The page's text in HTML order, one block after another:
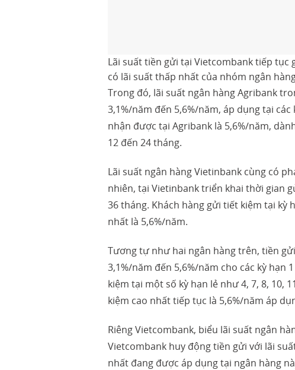
Lãi suất tiền gửi tại Vietcombank tiếp
có lãi suất thấp nhất của nhóm ngân
Trong đó, lãi suất ngân hàng Agribank
3,1%/năm đến 5,6%/năm, áp dụng tại
nhận được tại Agribank là 5,6%/năm,
12 đến 24 tháng.
Lãi suất ngân hàng Vietinbank cùng có
nhiên, tại Vietinbank triển khai thời gian
36 tháng. Khách hàng gửi tiết kiệm tại
nhất là 5,6%/năm.
Tương tự như hai ngân hàng trên, tiền
3,1%/năm đến 5,6%/năm cho các kỳ hạn
kiệm tại một số kỳ hạn lẻ như 4, 7, 8, 10,
kiệm cao nhất tiếp tục là 5,6%/năm áp
Riêng Vietcombank, biểu lãi suất ngân
Vietcombank huy động tiền gửi với lãi
nhất đang được áp dụng tại ngân hàng